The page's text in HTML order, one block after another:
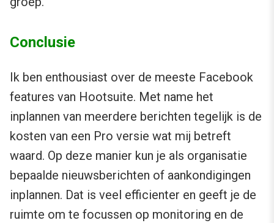
Conclusie
Ik ben enthousiast over de meeste Facebook
features van Hootsuite. Met name het
inplannen van meerdere berichten tegelijk is de
kosten van een Pro versie wat mij betreft
waard. Op deze manier kun je als organisatie
bepaalde nieuwsberichten of aankondigingen
inplannen. Dat is veel efficienter en geeft je de
ruimte om te focussen op monitoring en de